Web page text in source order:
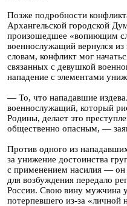
Позже подробности
Архангельской городской
произошедшее «вопиющим
военнослужащий вернулся
словам, конфликт мог
связанных с девушкой
нападение с элементами
— То, что нападавшие
военнослужащий, который
Родины, делает это
общественно опасным, —
Против одного из
за унижение достоинства
с применением насилия —
для возбуждения передало
России. Свою вину мужчина
потерпевшего из-за «личной